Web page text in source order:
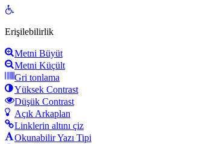
Open
Erişilebilirlik
Metni Büyüt
Metni Küçült
Gri tonlama
Yüksek Contrast
Düşük Contrast
Açık Arkaplan
Linklerin altını çiz
Okunabilir Yazı Tipi